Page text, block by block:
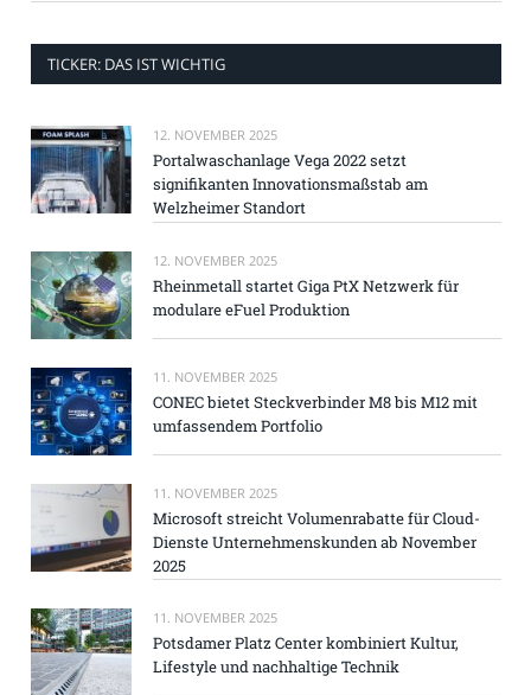
TICKER: DAS IST WICHTIG
12. NOVEMBER 2025
Portalwaschanlage Vega 2022 setzt
signifikanten Innovationsmaßstab am
Welzheimer Standort
12. NOVEMBER 2025
Rheinmetall startet Giga PtX Netzwerk für
modulare eFuel Produktion
11. NOVEMBER 2025
CONEC bietet Steckverbinder M8 bis M12 mit
umfassendem Portfolio
11. NOVEMBER 2025
Microsoft streicht Volumenrabatte für Cloud-
Dienste Unternehmenskunden ab November
2025
11. NOVEMBER 2025
Potsdamer Platz Center kombiniert Kultur,
Lifestyle und nachhaltige Technik